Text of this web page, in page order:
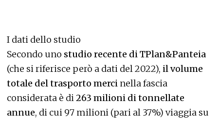
I dati dello studio
Secondo uno studio recente di TPlan&Panteia
(che si riferisce però a dati del 2022), il volume
totale del trasporto merci nella fascia
considerata è di263 milioni di tonnellate
annue, di cui 97 milioni (pari al 37%) viaggia su